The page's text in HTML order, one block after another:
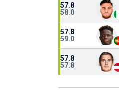
57.8
58.0
57.8
59.0
57.8
57.8